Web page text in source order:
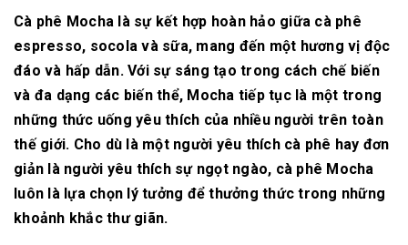
Cà phê Mocha là sự kết hợp hoàn hảo giữa cà phê
espresso, socola và sữa, mang đến một hương vị độc
đáo và hấp dẫn. Với sự sáng tạo trong cách chế biến
và đa dạng các biến thể, Mocha tiếp tục là một trong
những thức uống yêu thích của nhiều người trên toàn
thế giới. Cho dù là một người yêu thích cà phê hay đơn
giản là người yêu thích sự ngọt ngào, cà phê Mocha
luôn là lựa chọn lý tưởng để thưởng thức trong những
khoảnh khắc thư giãn.